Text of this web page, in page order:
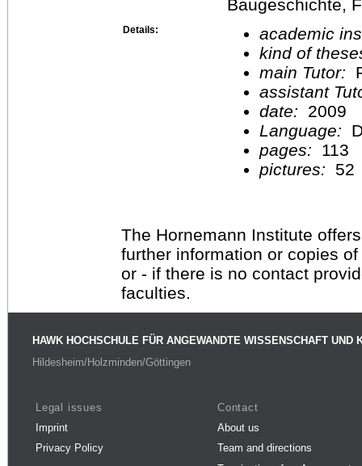
Baugeschichte,
Details:
academic
kind of
main Tutor:
assistant
date:
2009
Language:
pages:
113
pictures:
52
The Hornemann Institute
further information or copies
or - if there is no contact
faculties.
HAWK HOCHSCHULE FÜR ANGEWANDTE WISSENSCHAFT UND
Hildesheim/Holzminden/Göttingen
Legal issues
Imprint
Privacy Policy
Contact
About us
Team and directions